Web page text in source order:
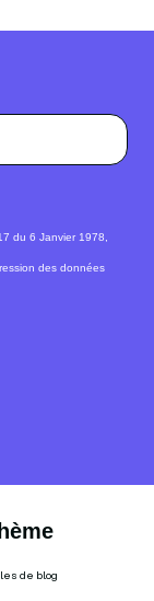
du 6 Janvier 1978,
des données
de blog